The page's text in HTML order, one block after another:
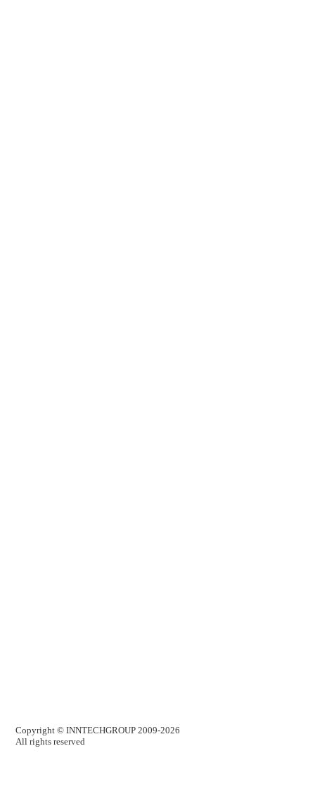
Copyright © INNTECHGROUP 2009-2026
All rights reserved